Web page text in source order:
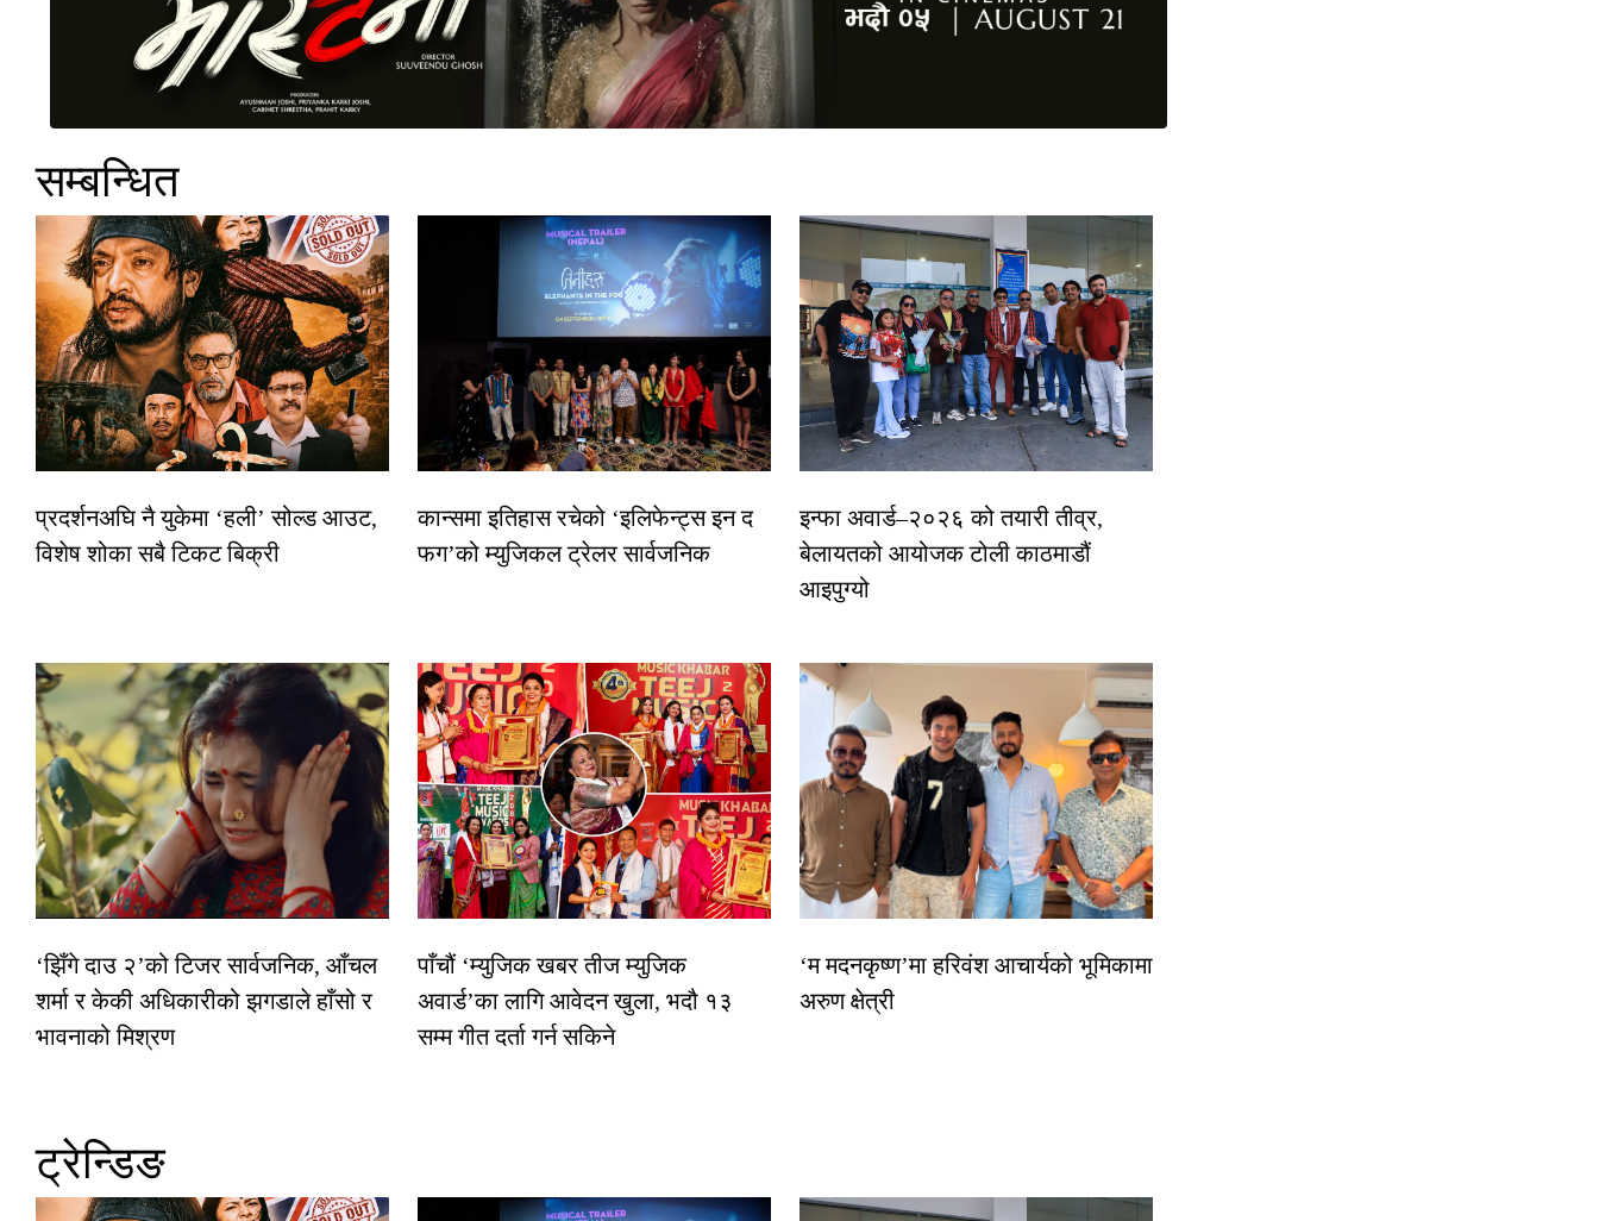
सम्बन्धित
प्रदर्शनअघि नै युकेमा ‘हली’ सोल्ड आउट,
विशेष शोका सबै टिकट बिक्री
कान्समा इतिहास रचेको ‘इलिफेन्ट्स इन द
फग’को म्युजिकल ट्रेलर सार्वजनिक
इन्फा अवार्ड–२०२६ को तयारी तीव्र,
बेलायतको आयोजक टोली काठमाडौं
आइपुग्यो
‘झिँगे दाउ २’को टिजर सार्वजनिक, आँचल
शर्मा र केकी अधिकारीको झगडाले हाँसो र
भावनाको मिश्रण
पाँचौं ‘म्युजिक खबर तीज म्युजिक
अवार्ड’का लागि आवेदन खुला, भदौ १३
सम्म गीत दर्ता गर्न सकिने
‘म मदनकृष्ण’मा हरिवंश आचार्यको भूमिकामा
अरुण क्षेत्री
ट्रेन्डिङ